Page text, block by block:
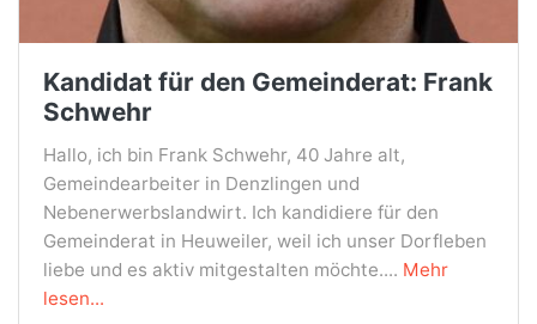
Kandidat für den Gemeinderat: Frank
Schwehr
Hallo, ich bin Frank Schwehr, 40 Jahre alt,
Gemeindearbeiter in Denzlingen und
Nebenerwerbslandwirt. Ich kandidiere für den
Gemeinderat in Heuweiler, weil ich unser Dorfleben
liebe und es aktiv mitgestalten möchte.... Mehr
lesen...